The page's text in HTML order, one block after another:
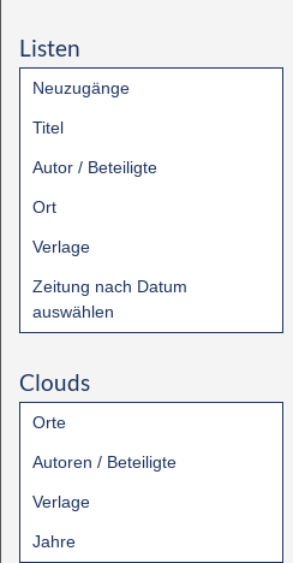
Listen
Neuzugänge
Titel
Autor / Beteiligte
Ort
Verlage
Zeitung nach Datum
auswählen
Clouds
Orte
Autoren / Beteiligte
Verlage
Jahre